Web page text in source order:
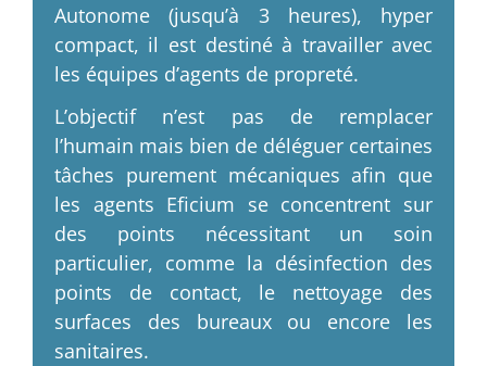
Autonome (jusqu’à 3 heures), hyper
compact, il est destiné à travailler avec
les équipes d’agents de propreté.
L’objectif n’est pas de remplacer
l’humain mais bien de déléguer certaines
tâches purement mécaniques afin que
les agents Eficium se concentrent sur
des points nécessitant un soin
particulier, comme la désinfection des
points de contact, le nettoyage des
surfaces des bureaux ou encore les
sanitaires.